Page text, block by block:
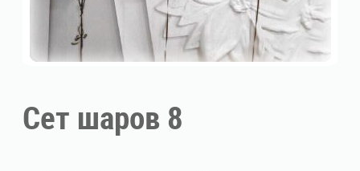
Сет шаров 8